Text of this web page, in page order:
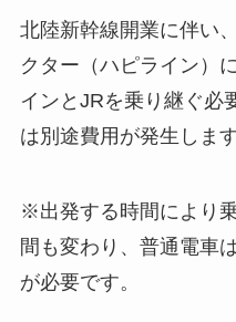
北陸新幹線開業に伴い
クター（ハピライン）
インとJRを乗り継ぐ必
は別途費用が発生します
※出発する時間により
間も変わり、普通電車
が必要です。